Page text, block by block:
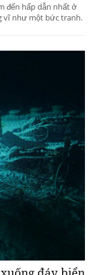
đến hấp dẫn nhất ở
vĩ như một bức tranh.